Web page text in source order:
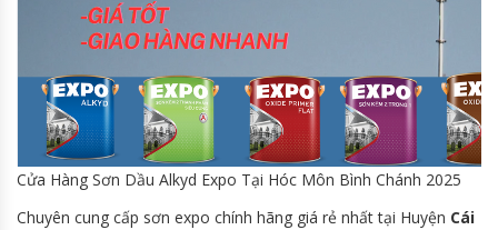
Cửa Hàng Sơn Dầu Alkyd Expo Tại Hóc Môn Bình Chánh 2025
Chuyên cung cấp sơn expo chính hãng giá rẻ nhất tại Huyện Cái